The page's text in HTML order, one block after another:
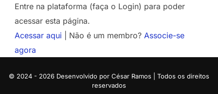
Entre na plataforma (faça o Login) para poder
acessar esta página.
Acessar aqui | Não é um membro? Associe-se
agora